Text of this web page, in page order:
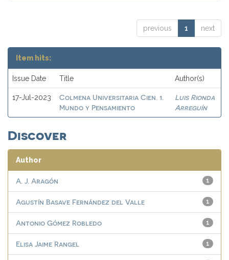
previous 1 next
Item hits:
Issue Date Title Author(s)
17-Jul-2023
Colmena Universitaria Cien. 1.
Mundo y Pensamiento
Luis Rionda
Arreguín
Discover
Author
1
A. J. Aragón
1
Agustín Basave Fernández del Valle
1
Antonio Gómez Robledo
1
Elisa Jaime Rangel